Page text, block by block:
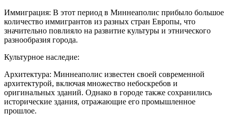
Иммиграция: В этот период в Миннеаполис прибыло большое
количество иммигрантов из разных стран Европы, что
значительно повлияло на развитие культуры и этнического
разнообразия города.
Культурное наследие:
Архитектура: Миннеаполис известен своей современной
архитектурой, включая множество небоскребов и
оригинальных зданий. Однако в городе также сохранились
исторические здания, отражающие его промышленное
прошлое.